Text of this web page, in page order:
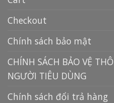
Checkout
Chính sách bảo mật
CHÍNH SÁCH BẢO VỆ
NGƯỜI TIÊU DÙNG
Chính sách đổi trả hàng